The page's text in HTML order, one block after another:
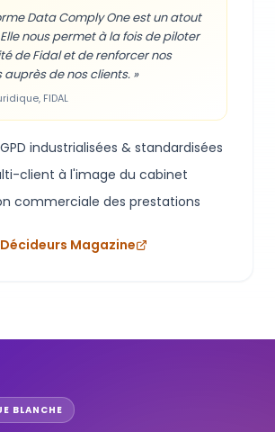
Data Comply One est un atout
nous permet à la fois de piloter
de Fidal et de renforcer nos
de nos clients. »
FIDAL
industrialisées & standardisées
client à l'image du cabinet
commerciale des prestations
Magazine
BLANCHE